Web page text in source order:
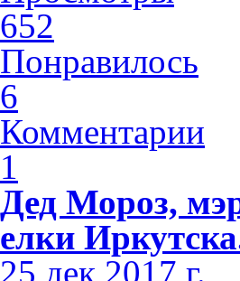
652
Понравилось
6
Комментарии
1
Дед Мороз,
елки
25 дек 2017 г.